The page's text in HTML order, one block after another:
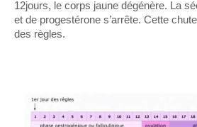
12jours, le corps jaune dégénère. La
et de progestérone s’arrête. Cette
des règles.